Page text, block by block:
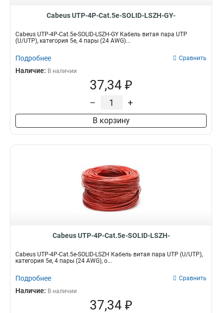
Cabeus UTP-4P-Cat.5e-SOLID-LSZH-GY-
Cabeus UTP-4P-Cat.5e-SOLID-LSZH-GY Кабель витая пара UTP
(U/UTP), категория 5e, 4 пары (24 AWG)...
Подробнее Сравнить
Наличие: В наличии
37,34 ₽
– +
В корзину
Cabeus UTP-4P-Cat.5e-SOLID-LSZH-
Cabeus UTP-4P-Cat.5e-SOLID-LSZH Кабель витая пара UTP (U/UTP),
категория 5e, 4 пары (24 AWG), о...
Подробнее Сравнить
Наличие: В наличии
37,34 ₽